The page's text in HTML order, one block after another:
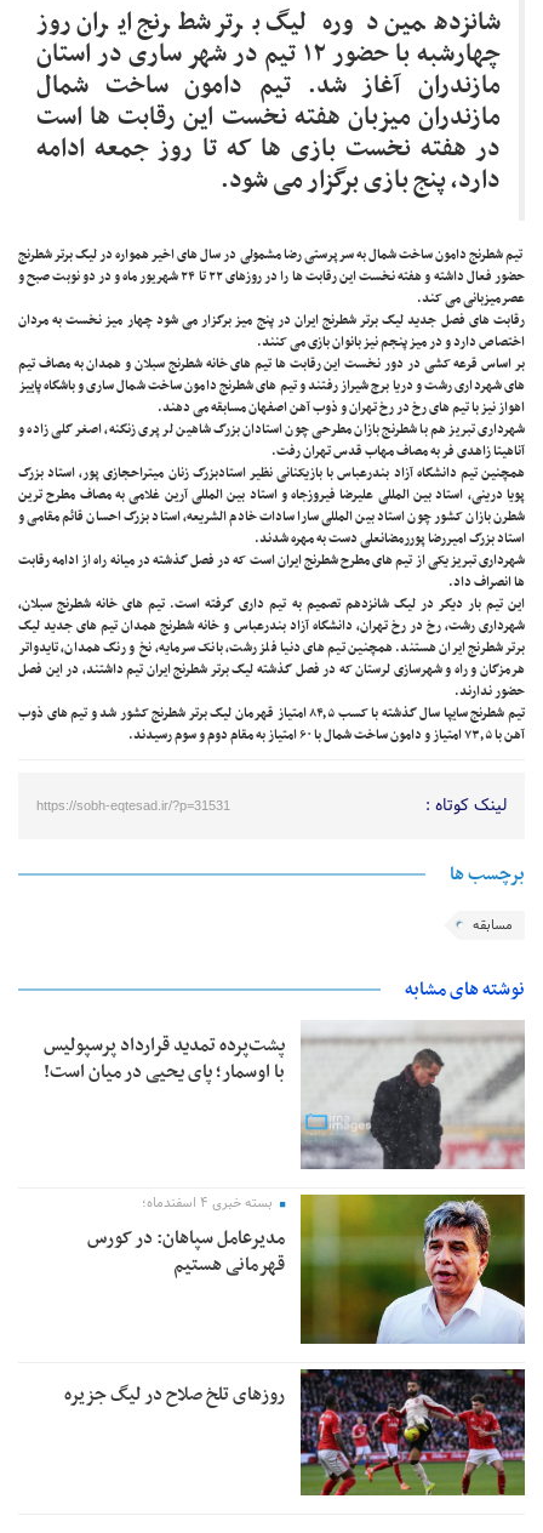
شانزدهمین دوره لیگ برتر شطرنج ایران روز
چهارشبه با حضور ۱۲ تیم در شهر ساری در استان
مازندران آغاز شد. تیم دامون ساخت شمال
مازندران میزبان هفته نخست این رقابت ها است
در هفته نخست بازی ها که تا روز جمعه ادامه
دارد، پنج بازی برگزار می شود.
تیم شطرنج دامون ساخت شمال به سرپرستی رضا مشمولی در سال های اخیر همواره در لیگ برتر شطرنج
حضور فعال داشته و هفته نخست این رقابت ها را در روزهای ۲۲ تا ۲۴ شهریور ماه و در دو نوبت صبح و
عصرمیزبانی می کند.
رقابت های فصل جدید لیگ برتر شطرنج ایران در پنج میز برگزار می شود چهار میز نخست به مردان
اختصاص دارد و در میز پنجم نیز بانوان بازی می کنند.
بر اساس قرعه کشی در دور نخست این رقابت ها تیم های خانه شطرنج سبلان و همدان به مصاف تیم
های شهرداری رشت و دریا برج شیراز رفتند و تیم های شطرنج دامون ساخت شمال ساری و باشگاه پاییز
اهواز نیز با تیم های رخ در رخ تهران و ذوب آهن اصفهان مسابقه می دهند.
شهرداری تبریز هم با شطرنج بازان مطرحی چون استادان بزرگ شاهین لر پری زنگنه، اصغر گلی زاده و
آناهیتا زاهدی فر به مصاف مهاب قدس تهران رفت.
همچنین تیم دانشگاه آزاد بندرعباس با بازیکنانی نظیر استادبزرگ زنان میتراحجازی پور، استاد بزرگ
پویا درینی، استاد بین المللی علیرضا فیروزجاه و استاد بین المللی آرین غلامی به مصاف مطرح ترین
شطرن بازان کشور چون استاد بین المللی سارا سادات خادم الشریعه، استاد بزرگ احسان قائم مقامی و
استاد بزرگ امیررضا پوررمضانعلی دست به مهره شدند.
شهرداری تبریز یکی از تیم های مطرح شطرنج ایران است که در فصل گذشته در میانه راه از ادامه رقابت
ها انصراف داد.
این تیم بار دیگر در لیگ شانزدهم تصمیم به تیم داری گرفته است. تیم های خانه شطرنج سبلان،
شهرداری رشت، رخ در رخ تهران، دانشگاه آزاد بندرعباس و خانه شطرنج همدان تیم های جدید لیگ
برتر شطرنج ایران هستند. همچنین تیم های دنیا فلز رشت، بانک سرمایه، نخ و رنگ همدان، تایدواتر
هرمزگان و راه و شهرسازی لرستان که در فصل گذشته لیگ برتر شطرنج ایران تیم داشتند، در این فصل
حضور ندارند.
تیم شطرنج سایپا سال گذشته با کسب ۸۴٫۵ امتیاز قهرمان لیگ برتر شطرنج کشور شد و تیم های ذوب
‌آهن با ۷۳٫۵ امتیاز و دامون ساخت شمال با ۶۰ امتیاز به مقام دوم و سوم رسیدند.
لینک کوتاه : https://sobh-eqtesad.ir/?p=31531
برچسب ها
مسابقه
نوشته های مشابه
پشت‌پرده تمدید قرارداد پرسپولیس
با اوسمار؛ پای یحیی در میان است!
بسته خبری ۴ اسفندماه؛
مدیرعامل سپاهان: در کورس
قهرمانی هستیم
روزهای تلخ صلاح در لیگ جزیره